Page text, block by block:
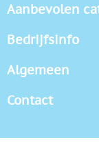
Aanbevolen
Bedrijfsinfo
Algemeen
Contact